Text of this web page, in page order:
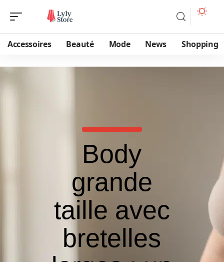
Accessoires Beauté Mode News Shopping
Body
grande
taille avec
bretelles